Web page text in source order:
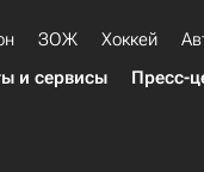
ЗОЖ Хоккей
и сервисы Пресс-